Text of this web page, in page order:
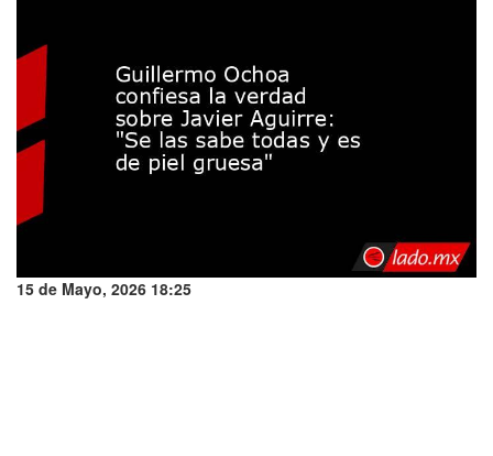
15 de Mayo, 2026 18:25